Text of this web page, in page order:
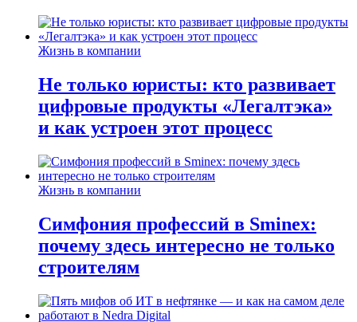
Жизнь в компании
Не только юристы: кто развивает
цифровые продукты «Легалтэка»
и как устроен этот процесс
Жизнь в компании
Симфония профессий в Sminex:
почему здесь интересно не только
строителям